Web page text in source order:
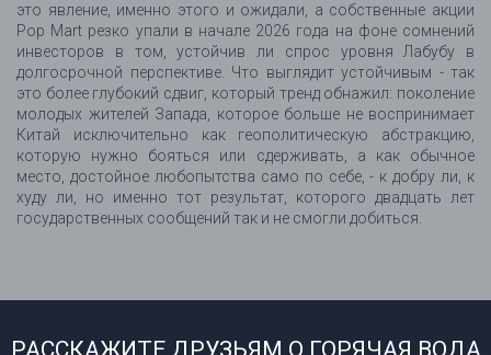
это явление, именно этого и ожидали, а собственные акции
Pop Mart резко упали в начале 2026 года на фоне сомнений
инвесторов в том, устойчив ли спрос уровня Лабубу в
долгосрочной перспективе. Что выглядит устойчивым - так
это более глубокий сдвиг, который тренд обнажил: поколение
молодых жителей Запада, которое больше не воспринимает
Китай исключительно как геополитическую абстракцию,
которую нужно бояться или сдерживать, а как обычное
место, достойное любопытства само по себе, - к добру ли, к
худу ли, но именно тот результат, которого двадцать лет
государственных сообщений так и не смогли добиться.
РАССКАЖИТЕ ДРУЗЬЯМ О ГОРЯЧАЯ ВОДА